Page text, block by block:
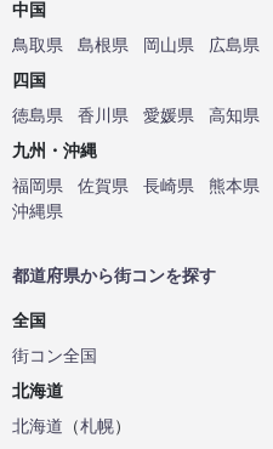
中国
鳥取県
島根県 岡山県 広島県
四国
徳島県
香川県 愛媛県
高知県
九州・沖縄
福岡県
佐賀県 長崎県 熊本県
沖縄県
都道府県から街コンを探す
全国
街コン全国
北海道
北海道 （札幌）